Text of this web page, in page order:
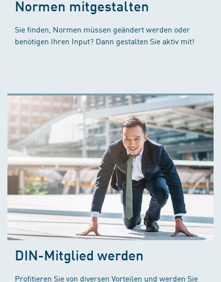
Normen mitgestalten
Sie finden, Normen müssen geändert werden oder
benötigen Ihren Input? Dann gestalten Sie aktiv mit!
DIN-Mitglied werden
Profitieren Sie von diversen Vorteilen und werden Sie